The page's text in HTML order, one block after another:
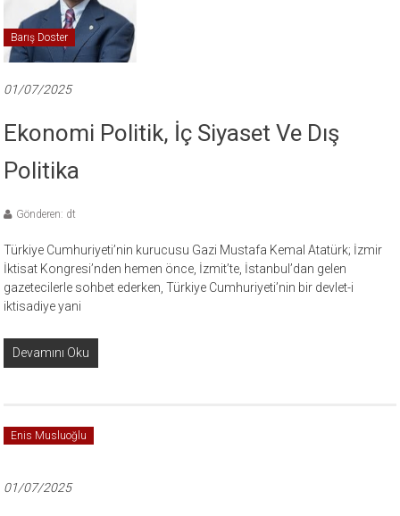
Barış Doster
01/07/2025
Ekonomi Politik, İç Siyaset Ve Dış
Politika
Gönderen: dt
Türkiye Cumhuriyeti’nin kurucusu Gazi Mustafa Kemal Atatürk; İzmir
İktisat Kongresi’nden hemen önce, İzmit’te, İstanbul’dan gelen
gazetecilerle sohbet ederken, Türkiye Cumhuriyeti’nin bir devlet-i
iktisadiye yani
Devamını Oku
Enis Musluoğlu
01/07/2025